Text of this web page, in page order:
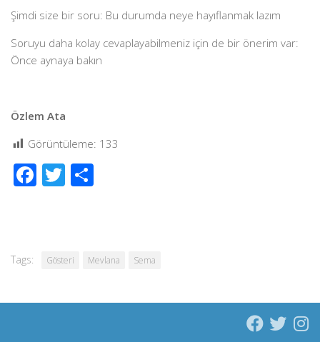
Şimdi size bir soru: Bu durumda neye hayıflanmak lazım
Soruyu daha kolay cevaplayabilmeniz için de bir önerim var:
Önce aynaya bakın
Özlem Ata
Görüntüleme: 133
Facebook
Twitter
Tags: Gösteri Mevlana Sema